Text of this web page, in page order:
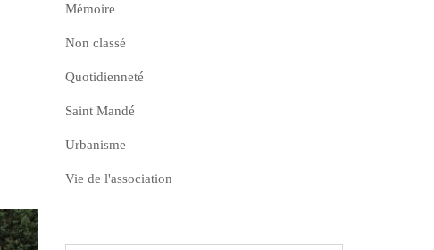
Mémoire
Non classé
Quotidienneté
Saint Mandé
Urbanisme
Vie de l'association